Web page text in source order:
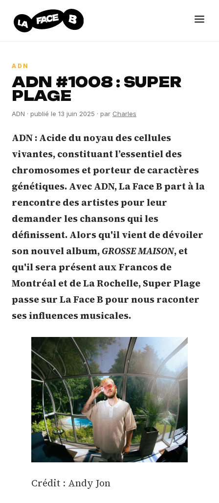
ADN
ADN #1008 : SUPER
PLAGE
ADN · publié le 13 juin 2025 · par Charles
ADN : Acide du noyau des cellules
vivantes, constituant l’essentiel des
chromosomes et porteur de caractères
génétiques. Avec ADN, La Face B part à la
rencontre des artistes pour leur
demander les chansons qui les
définissent. Alors qu'il vient de dévoiler
son nouvel album,GROSSE MAISON, et
qu'il sera présent aux Francos de
Montréal et de La Rochelle, Super Plage
passe sur La Face B pour nous raconter
ses influences musicales.
Crédit : Andy Jon